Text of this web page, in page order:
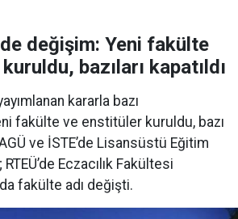
değişim: Yeni fakülte
bazıları kapatıldı
kararla bazı
fakülte ve enstitüler kuruldu, bazı
ve İSTE’de Lisansüstü Eğitim
Eczacılık Fakültesi
fakülte adı değişti.